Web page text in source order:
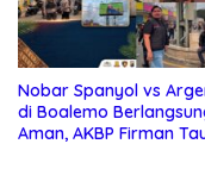
Nobar Spanyol vs
di Boalemo
Aman, AKBP Firman